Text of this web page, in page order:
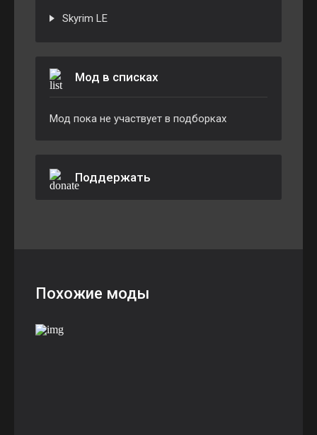
Skyrim LE
Мод в списках
Мод пока не участвует в подборках
Поддержать
Похожие моды